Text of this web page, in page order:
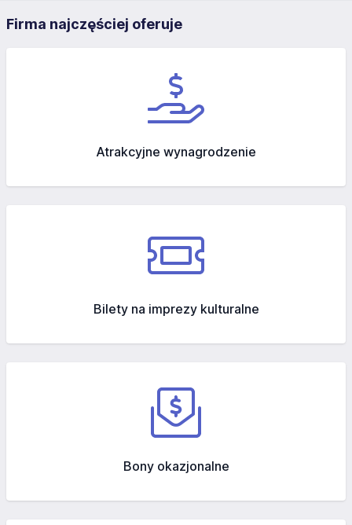
Firma najczęściej oferuje
Atrakcyjne wynagrodzenie
Bilety na imprezy kulturalne
Bony okazjonalne